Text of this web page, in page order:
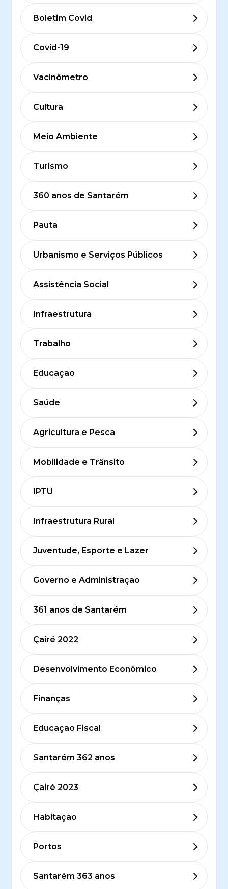
Boletim Covid
Covid-19
Vacinômetro
Cultura
Meio Ambiente
Turismo
360 anos de Santarém
Pauta
Urbanismo e Serviços Públicos
Assistência Social
Infraestrutura
Trabalho
Educação
Saúde
Agricultura e Pesca
Mobilidade e Trânsito
IPTU
Infraestrutura Rural
Juventude, Esporte e Lazer
Governo e Administração
361 anos de Santarém
Çairé 2022
Desenvolvimento Econômico
Finanças
Educação Fiscal
Santarém 362 anos
Çairé 2023
Habitação
Portos
Santarém 363 anos